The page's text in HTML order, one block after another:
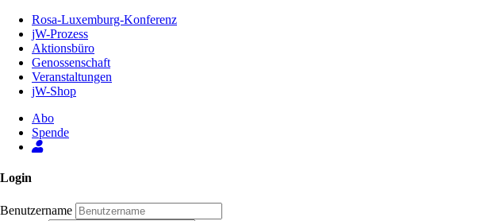
Inhalt
Seite
Rosa-Luxemburg-Konferenz
jW-Prozess
Aktionsbüro
Genossenschaft
Veranstaltungen
jW-Shop
Abo
Spende
Login
Benutzername